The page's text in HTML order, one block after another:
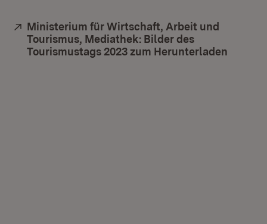
Extern:
Ministerium für Wirtschaft, Arbeit und
Tourismus, Mediathek: Bilder des
Tourismustags 2023 zum Herunterladen